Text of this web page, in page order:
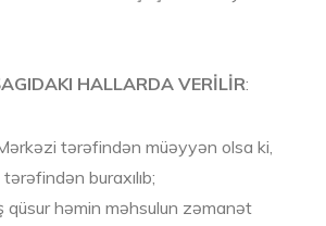
HALLARDA VERİLİR:
tərəfindən müəyyən olsa ki,
buraxılıb;
qüsur həmin məhsulun zəmanət